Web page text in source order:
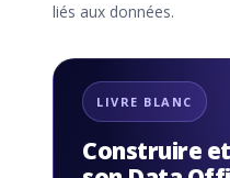
liés aux données.
LIVRE BLANC
Construire